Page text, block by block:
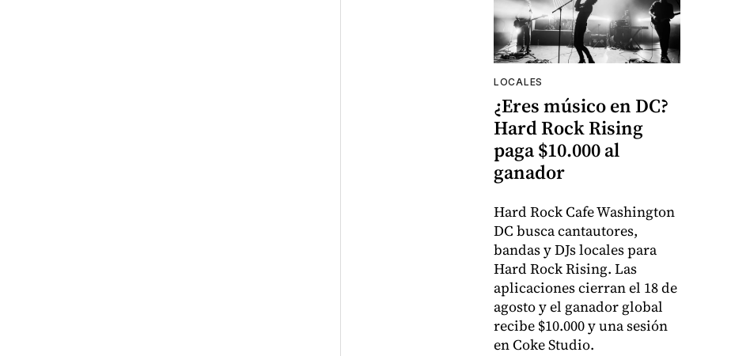
LOCALES
¿Eres músico en DC?
Hard Rock Rising
paga $10.000 al
ganador
Hard Rock Cafe Washington
DC busca cantautores,
bandas y DJs locales para
Hard Rock Rising. Las
aplicaciones cierran el 18 de
agosto y el ganador global
recibe $10.000 y una sesión
en Coke Studio.